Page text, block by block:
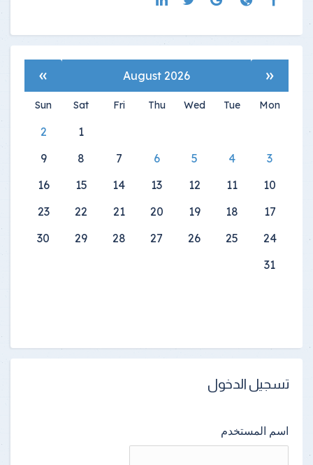
«
August 2026
»
Mon
Tue
Wed
Thu
Fri
Sat
Sun
1
2
3
4
5
6
7
8
9
10
11
12
13
14
15
16
17
18
19
20
21
22
23
24
25
26
27
28
29
30
31
تسجيل الدخول
اسم المستخدم